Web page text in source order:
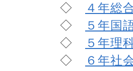
◇
４年総
◇
５年国
◇
５年理
◇
６年社